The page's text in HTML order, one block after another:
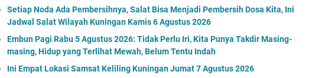
Setiap Noda Ada Pembersihnya, Salat Bisa Menjadi Pembersih Dosa Kita, Ini
Jadwal Salat Wilayah Kuningan Kamis 6 Agustus 2026
Embun Pagi Rabu 5 Agustus 2026: Tidak Perlu Iri, Kita Punya Takdir Masing-
masing, Hidup yang Terlihat Mewah, Belum Tentu Indah
Ini Empat Lokasi Samsat Keliling Kuningan Jumat 7 Agustus 2026